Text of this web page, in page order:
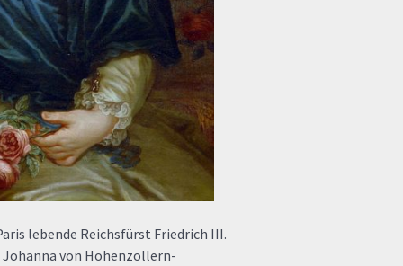
lebende Reichsfürst Friedrich III.
von Hohenzollern-